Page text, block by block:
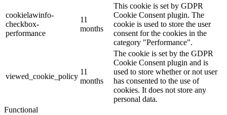
cookielawinfo-
checkbox-
performance
11
months
This cookie is set by GDPR
Cookie Consent plugin. The
cookie is used to store the user
consent for the cookies in the
category "Performance".
viewed_cookie_policy
11
months
The cookie is set by the GDPR
Cookie Consent plugin and is
used to store whether or not user
has consented to the use of
cookies. It does not store any
personal data.
Functional